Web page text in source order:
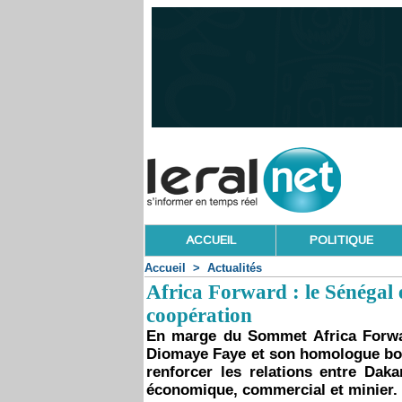
ACCUEIL POLITIQUE
Accueil > Actualités
Africa Forward : le Sénégal
coopération
En marge du Sommet Africa
Diomaye Faye et son homologue
renforcer les relations entre
économique, commercial et minier.